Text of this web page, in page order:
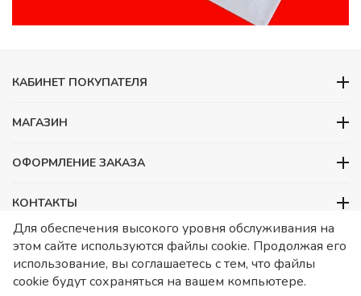
КАБИНЕТ ПОКУПАТЕЛЯ
МАГАЗИН
ОФОРМЛЕНИЕ ЗАКАЗА
КОНТАКТЫ
ООО «Детский сад», ОГРН 1157746480088
ИНН 7728252648 КПП 772601001 Юридический адрес – Москва,
ул. Подольских курсантов, д 3. стр 2. Помещение 1/3. Информация
о товарах носит справочный характер и не является публичной
Для обеспечения высокого уровня обслуживания на
этом сайте используются файлы cookie. Продолжая его
использование, вы соглашаетесь с тем, что файлы
cookie будут сохраняться на вашем компьютере.